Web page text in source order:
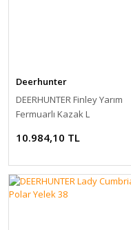
Deerhunter
DEERHUNTER Finley Yarım
Fermuarlı Kazak L
10.984,10 TL